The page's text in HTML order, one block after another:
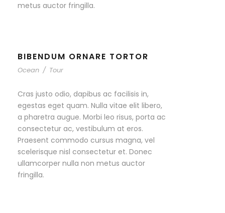
metus auctor fringilla.
BIBENDUM ORNARE TORTOR
Ocean / Tour
Cras justo odio, dapibus ac facilisis in,
egestas eget quam. Nulla vitae elit libero,
a pharetra augue. Morbi leo risus, porta ac
consectetur ac, vestibulum at eros.
Praesent commodo cursus magna, vel
scelerisque nisl consectetur et. Donec
ullamcorper nulla non metus auctor
fringilla.